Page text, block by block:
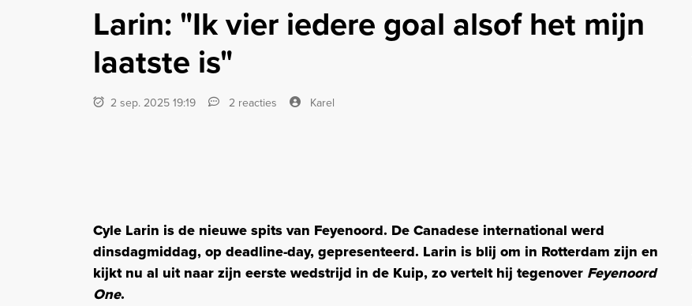
Larin: "Ik vier iedere goal alsof het mijn
laatste is"
2 sep. 2025 19:19 2 reacties Karel
Cyle Larin is de nieuwe spits van Feyenoord. De Canadese international werd
dinsdagmiddag, op deadline-day, gepresenteerd. Larin is blij om in Rotterdam zijn en
kijkt nu al uit naar zijn eerste wedstrijd in de Kuip, zo vertelt hij tegenover Feyenoord
One.